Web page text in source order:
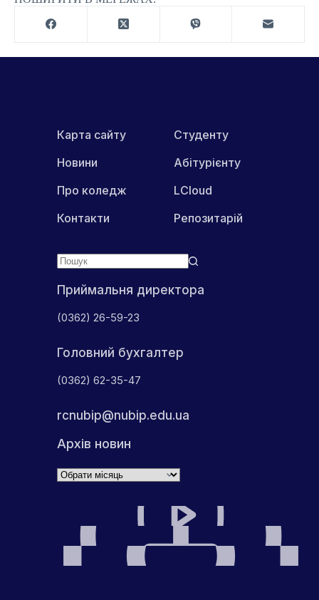
Приймальня директора
(0362) 26-59-23
Головний бухгалтер
(0362) 62-35-47
rcnubip@nubip.edu.ua
Архів новин
Архіви
Карта сайту
Новини
Про коледж
Контакти
Студенту
Абітурієнту
LCloud
Репозитарій